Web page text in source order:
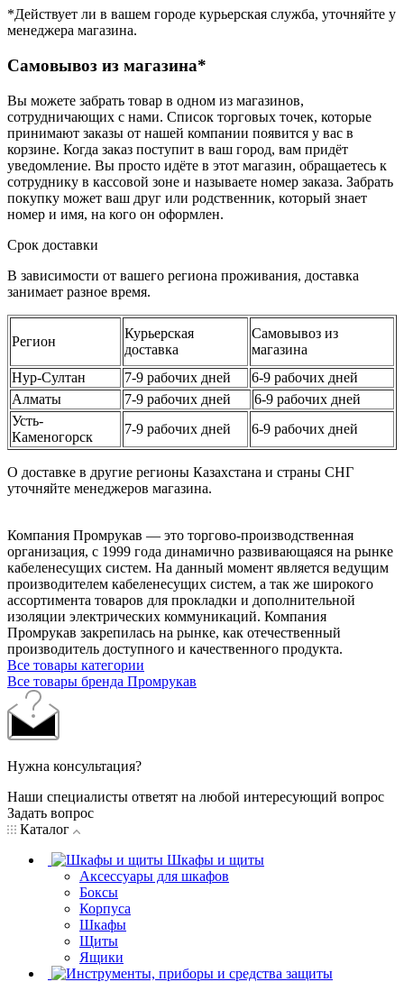
*Действует ли в вашем городе курьерская служба, уточняйте у
менеджера магазина.
Самовывоз из магазина*
Вы можете забрать товар в одном из магазинов,
сотрудничающих с нами. Список торговых точек, которые
принимают заказы от нашей компании появится у вас в
корзине. Когда заказ поступит в ваш город, вам придёт
уведомление. Вы просто идёте в этот магазин, обращаетесь к
сотруднику в кассовой зоне и называете номер заказа. Забрать
покупку может ваш друг или родственник, который знает
номер и имя, на кого он оформлен.
Срок доставки
В зависимости от вашего региона проживания, доставка
занимает разное время.
Регион
Курьерская
доставка
Самовывоз из
магазина
Нур-Султан
7-9 рабочих дней
6-9 рабочих дней
Алматы
7-9 рабочих дней
6-9 рабочих дней
Усть-
Каменогорск
7-9 рабочих дней 6-9 рабочих дней
О доставке в другие регионы Казахстана и страны СНГ
уточняйте менеджеров магазина.
Компания Промрукав — это торгово-производственная
организация, с 1999 года динамично развивающаяся на рынке
кабеленесущих систем. На данный момент является ведущим
производителем кабеленесущих систем, а так же широкого
ассортимента товаров для прокладки и дополнительной
изоляции электрических коммуникаций. Компания
Промрукав закрепилась на рынке, как отечественный
производитель доступного и качественного продукта.
Все товары категории
Все товары бренда Промрукав
Нужна консультация?
Наши специалисты ответят на любой интересующий вопрос
Задать вопрос
Каталог
Шкафы и щиты
Аксессуары для шкафов
Боксы
Корпуса
Шкафы
Щиты
Ящики